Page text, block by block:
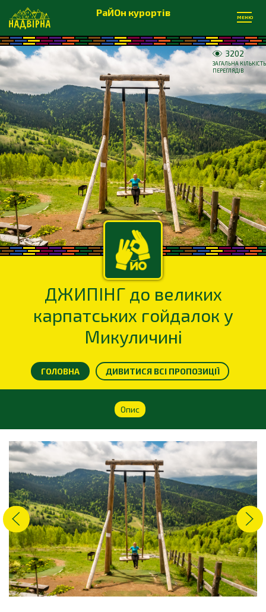
РаЙОн курортів МЕНЮ
ДЖИПІНГ до великих
карпатських гойдалок у
Микуличині
3202
ЗАГАЛЬНА КІЛЬКІСТЬ
ПЕРЕГЛЯДІВ
ГОЛОВНА ДИВИТИСЯ ВСІ ПРОПОЗИЦІЇ
Опис